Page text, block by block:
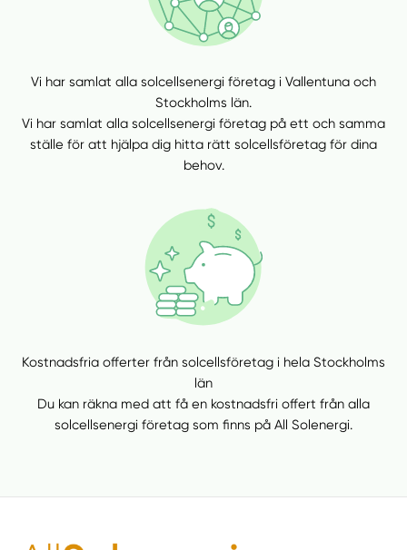
Vi har samlat alla solcellsenergi företag i Vallentuna och
Stockholms län.
Vi har samlat alla solcellsenergi företag på ett och samma
ställe för att hjälpa dig hitta rätt solcellsföretag för dina
behov.
Kostnadsfria offerter från solcellsföretag i hela Stockholms
län
Du kan räkna med att få en kostnadsfri offert från alla
solcellsenergi företag som finns på All Solenergi.